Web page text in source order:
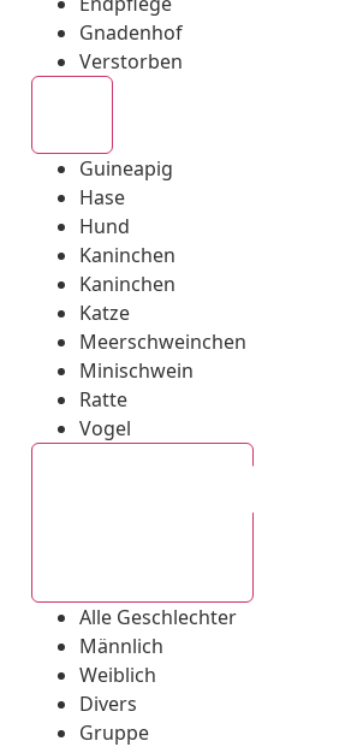
Gnadenhof
Verstorben
Guineapig
Hase
Hund
Kaninchen
Kaninchen
Katze
Meerschweinchen
Minischwein
Ratte
Vogel
Alle Geschlechter
Männlich
Weiblich
Divers
Gruppe